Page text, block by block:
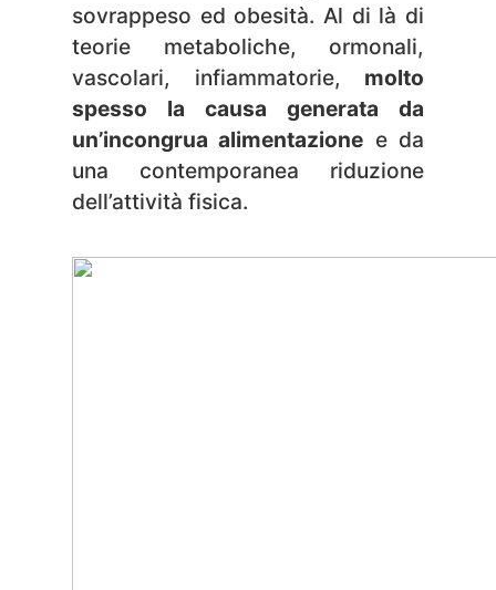
sovrappeso ed obesità. Al di là di
teorie metaboliche, ormonali,
vascolari, infiammatorie, molto
spesso la causa generata da
un’incongrua alimentazione e da
una contemporanea riduzione
dell’attività fisica.